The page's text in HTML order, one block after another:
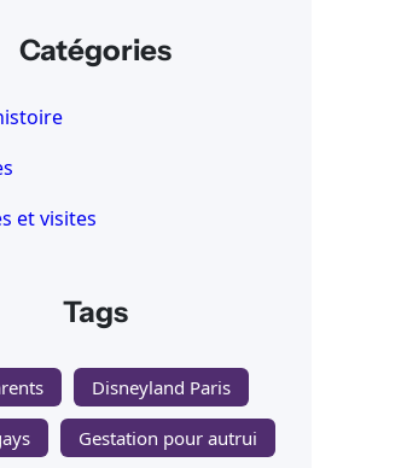
Catégories
et visites
Tags
Disneyland Paris
Gestation pour autrui